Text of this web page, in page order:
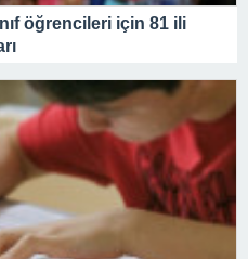
öğrencileri için 81 ili